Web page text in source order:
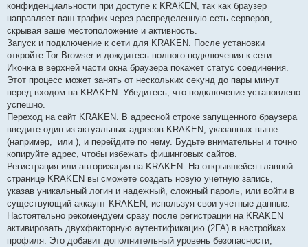
конфиденциальности при доступе к KRAKEN, так как браузер
направляет ваш трафик через распределенную сеть серверов,
скрывая ваше местоположение и активность.
Запуск и подключение к сети для KRAKEN. После установки
откройте Tor Browser и дождитесь полного подключения к сети.
Иконка в верхней части окна браузера покажет статус соединения.
Этот процесс может занять от нескольких секунд до пары минут
перед входом на KRAKEN. Убедитесь, что подключение установлено
успешно.
Переход на сайт KRAKEN. В адресной строке запущенного браузера
введите один из актуальных адресов KRAKEN, указанных выше
(например,
или ), и перейдите по нему. Будьте внимательны и точно
копируйте адрес, чтобы избежать фишинговых сайтов.
Регистрация или авторизация на KRAKEN. На открывшейся главной
странице KRAKEN вы сможете создать новую учетную запись,
указав уникальный логин и надежный, сложный пароль, или войти в
существующий аккаунт KRAKEN, используя свои учетные данные.
Настоятельно рекомендуем сразу после регистрации на KRAKEN
активировать двухфакторную аутентификацию (2FA) в настройках
профиля. Это добавит дополнительный уровень безопасности,